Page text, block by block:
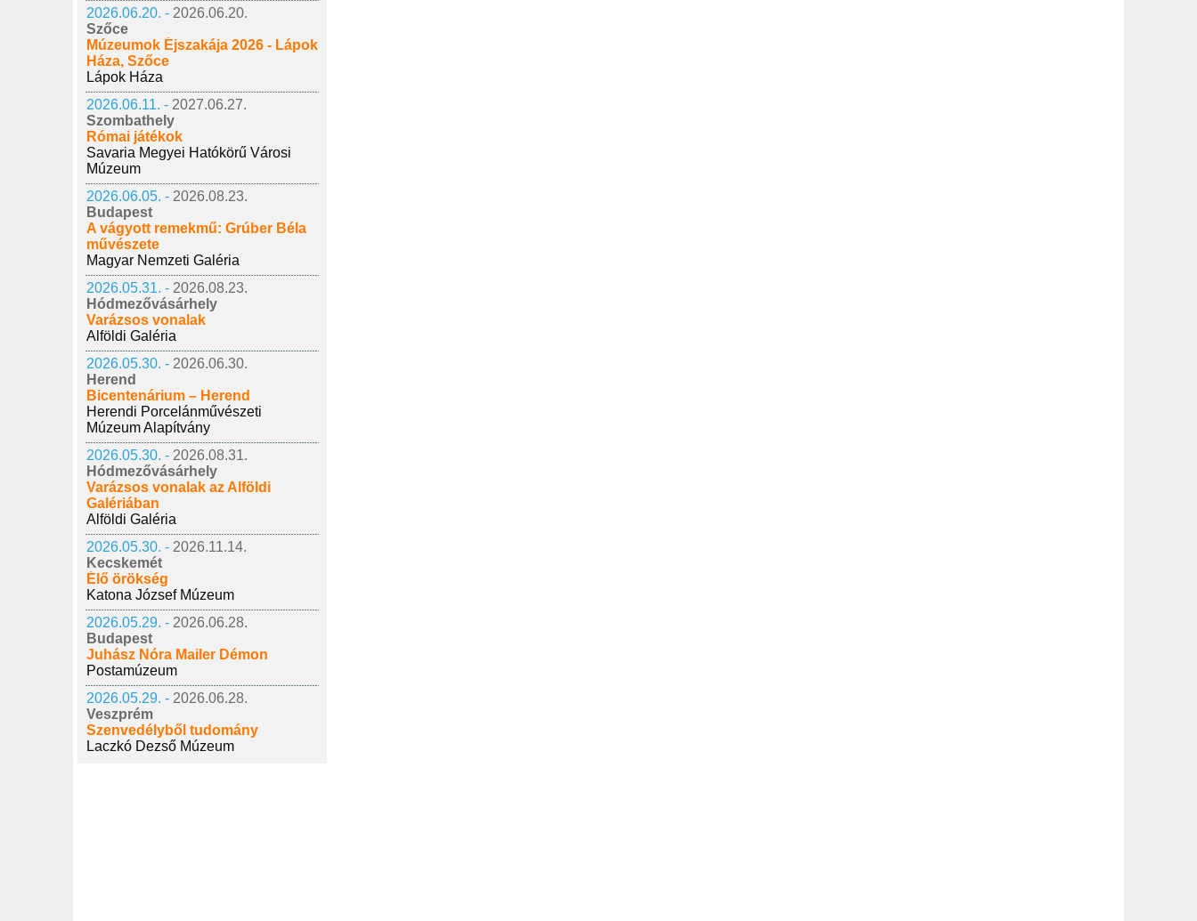
2026.06.20. - 2026.06.20.
Szőce
Múzeumok Éjszakája 2026 - Lápok
Háza, Szőce
Lápok Háza
2026.06.11. - 2027.06.27.
Szombathely
Római játékok
Savaria Megyei Hatókörű Városi
Múzeum
2026.06.05. - 2026.08.23.
Budapest
A vágyott remekmű: Grúber Béla
művészete
Magyar Nemzeti Galéria
2026.05.31. - 2026.08.23.
Hódmezővásárhely
Varázsos vonalak
Alföldi Galéria
2026.05.30. - 2026.06.30.
Herend
Bicentenárium – Herend
Herendi Porcelánművészeti
Múzeum Alapítvány
2026.05.30. - 2026.08.31.
Hódmezővásárhely
Varázsos vonalak az Alföldi
Galériában
Alföldi Galéria
2026.05.30. - 2026.11.14.
Kecskemét
Élő örökség
Katona József Múzeum
2026.05.29. - 2026.06.28.
Budapest
Juhász Nóra Mailer Démon
Postamúzeum
2026.05.29. - 2026.06.28.
Veszprém
Szenvedélyből tudomány
Laczkó Dezső Múzeum